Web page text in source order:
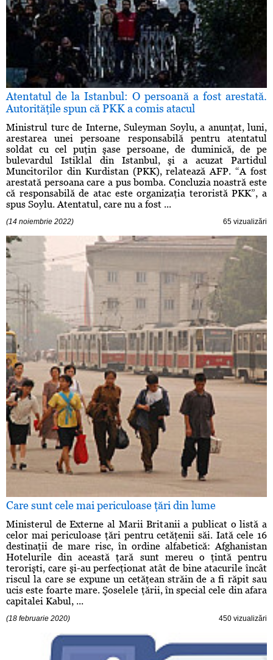
Atentatul de la Istanbul: O persoană a fost arestată.
Autorităţile spun că PKK a comis atacul
Ministrul turc de Interne, Suleyman Soylu, a anunţat, luni,
arestarea unei persoane responsabilă pentru atentatul
soldat cu cel puţin şase persoane, de duminică, de pe
bulevardul Istiklal din Istanbul, şi a acuzat Partidul
Muncitorilor din Kurdistan (PKK), relatează AFP. “A fost
arestată persoana care a pus bomba. Concluzia noastră este
că responsabilă de atac este organizaţia teroristă PKK”, a
spus Soylu. Atentatul, care nu a fost ...
(14 noiembrie 2022) 65 vizualizări
Care sunt cele mai periculoase ţări din lume
Ministerul de Externe al Marii Britanii a publicat o listă a
celor mai periculoase ţări pentru cetăţenii săi. Iată cele 16
destinaţii de mare risc, în ordine alfabetică: Afghanistan
Hotelurile din această ţară sunt mereu o ţintă pentru
terorişti, care şi-au perfecţionat atât de bine atacurile încât
riscul la care se expune un cetăţean străin de a fi răpit sau
ucis este foarte mare. Şoselele ţării, în special cele din afara
capitalei Kabul, ...
(18 februarie 2020) 450 vizualizări